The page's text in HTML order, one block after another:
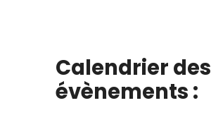
Calendrier des
évènements :